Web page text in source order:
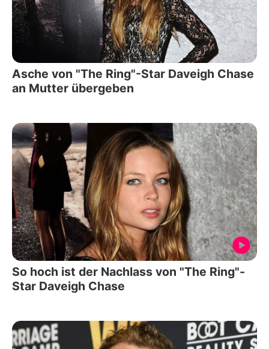
Asche von "The Ring"-Star Daveigh Chase
an Mutter übergeben
So hoch ist der Nachlass von "The Ring"-
Star Daveigh Chase